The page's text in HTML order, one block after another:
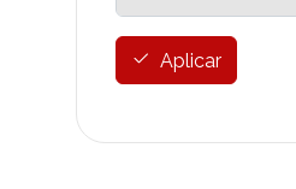
Aplicar